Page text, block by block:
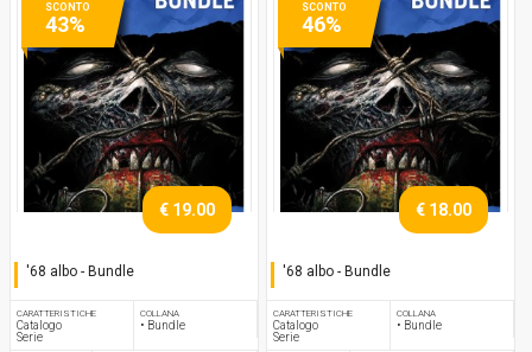
'68 albo - Bundle
€ 19.00
CARATTERISTICHE
Catalogo
Serie
COLLANA
• Bundle
SCONTO
43%
'68 albo - Bundle
€ 18.00
CARATTERISTICHE
Catalogo
Serie
COLLANA
• Bundle
SCONTO
46%